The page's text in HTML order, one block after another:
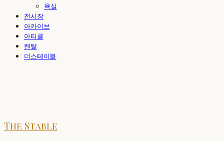
욕실
전시장
아카이브
아티클
렌탈
더스테이블
The Stable